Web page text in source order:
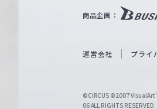
W
i
c
商品企画：
運営会社 プライ
©CIRCUS ©2007
06 ALL RIGHTS RESERVED.